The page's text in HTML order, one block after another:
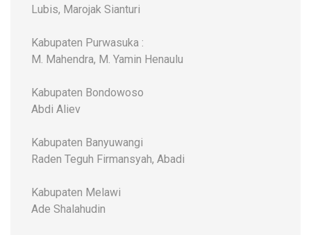
Lubis, Marojak Sianturi
Kabupaten Purwasuka :
M. Mahendra, M. Yamin Henaulu
Kabupaten Bondowoso
Abdi Aliev
Kabupaten Banyuwangi
Raden Teguh Firmansyah, Abadi
Kabupaten Melawi
Ade Shalahudin